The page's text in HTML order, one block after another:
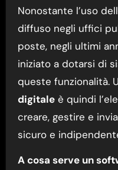
Nonostante l’uso
diffuso negli uffici
poste, negli ultimi
iniziato a dotarsi di
queste funzionalità.
digitaleè quindi
creare, gestire e
sicuro e
A cosa serve un